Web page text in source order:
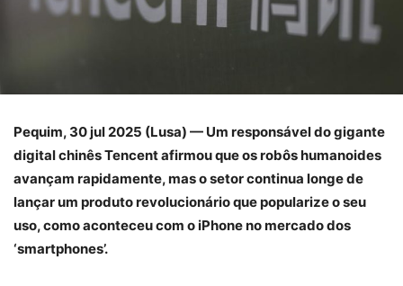
Pequim, 30 jul 2025 (Lusa) — Um responsável do gigante
digital chinês Tencent afirmou que os robôs humanoides
avançam rapidamente, mas o setor continua longe de
lançar um produto revolucionário que popularize o seu
uso, como aconteceu com o iPhone no mercado dos
‘smartphones’.